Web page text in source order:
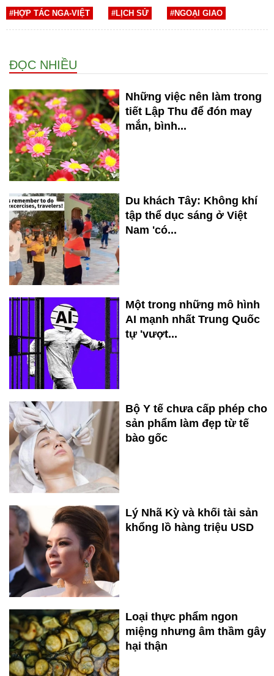
#HỢP TÁC NGA-VIỆT #LỊCH SỬ #NGOẠI GIAO
ĐỌC NHIỀU
Những việc nên làm trong
tiết Lập Thu để đón may
mắn, bình...
Du khách Tây: Không khí
tập thể dục sáng ở Việt
Nam 'có...
Một trong những mô hình
AI mạnh nhất Trung Quốc
tự 'vượt...
Bộ Y tế chưa cấp phép cho
sản phẩm làm đẹp từ tế
bào gốc
Lý Nhã Kỳ và khối tài sản
khổng lồ hàng triệu USD
Loại thực phẩm ngon
miệng nhưng âm thầm gây
hại thận